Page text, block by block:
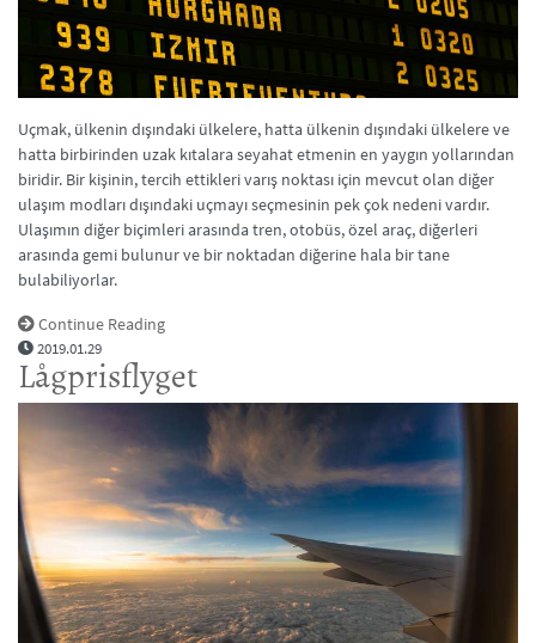
Uçmak, ülkenin dışındaki ülkelere, hatta ülkenin dışındaki ülkelere ve
hatta birbirinden uzak kıtalara seyahat etmenin en yaygın yollarından
biridir. Bir kişinin, tercih ettikleri varış noktası için mevcut olan diğer
ulaşım modları dışındaki uçmayı seçmesinin pek çok nedeni vardır.
Ulaşımın diğer biçimleri arasında tren, otobüs, özel araç, diğerleri
arasında gemi bulunur ve bir noktadan diğerine hala bir tane
bulabiliyorlar.
Continue Reading
2019.01.29
Lågprisflyget